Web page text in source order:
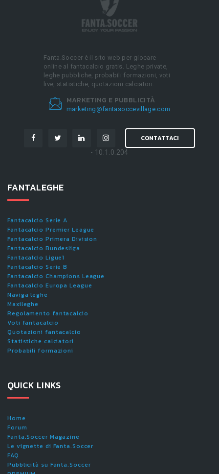
Fanta.Soccer è il sito web per giocare
online al fantacalcio gratis. Leghe private,
leghe pubbliche, probabili formazioni, voti
live, statistiche, quotazioni calciatori.
MARKETING E PUBBLICITÀ
marketing@fantasoccevillage.com
CONTATTACI
- 10.1.0.204
FANTALEGHE
Fantacalcio Serie A
Fantacalcio Premier League
Fantacalcio Primera Division
Fantacalcio Bundesliga
Fantacalcio Ligue1
Fantacalcio Serie B
Fantacalcio Champions League
Fantacalcio Europa League
Naviga leghe
Maxileghe
Regolamento fantacalcio
Voti fantacalcio
Quotazioni fantacalcio
Statistiche calciatori
Probabili formazioni
QUICK LINKS
Home
Forum
Fanta.Soccer Magazine
Le vignette di Fanta.Soccer
FAQ
Pubblicità su Fanta.Soccer